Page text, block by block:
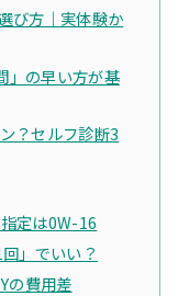
び方｜実体験か
」の早い方が基
？セルフ診断3
定は0W-16
」でいい？
の費用差